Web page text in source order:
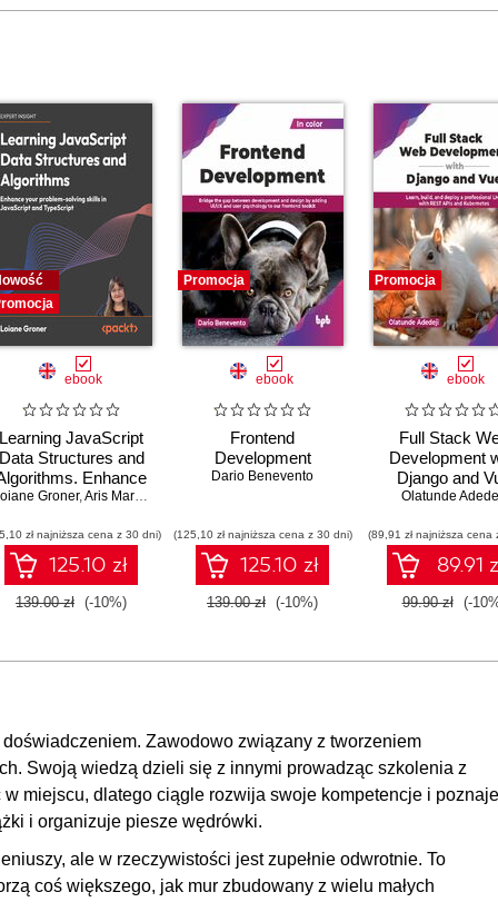
Federowicz, Grzegorz Godlewski Daniel Korzeniowski,Jan
Putten,Rob Percival
ebook
Learning JavaScript
Data Structures and
Enhance
problem-solving
and TypeScript -
Fourth Edition
Groner,Aris Markogiannakis
zł najniższa cena z 30 dni)
125.10 zł
139.00 zł (-10%)
Promocja
ebook
Frontend
Development
Dario Benevento
(125,10 zł najniższa cena z 30 dni)
125.10 zł
139.00 zł (-10%)
Promocja
ebook
Full Stack
Development
Django and
Olatunde
(89,91 zł najniższa cena
89.91
99.90 zł (-
Zawodowo związany z tworzeniem
Swoją wiedzą dzieli się z innymi prowadząc szkolenia z
miejscu, dlatego ciągle rozwija swoje kompetencje i poznaje
i organizuje piesze wędrówki.
ale w rzeczywistości jest zupełnie odwrotnie. To
coś większego, jak mur zbudowany z wielu małych